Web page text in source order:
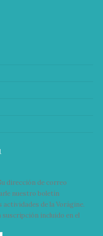
dirección de correo
nuestro boletín
de la Vorágine.
suscripción incluido en el